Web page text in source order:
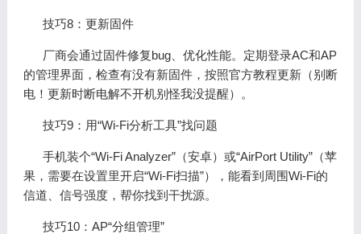
技巧8：更新固件
厂商会通过固件修复bug、优化性能。定期登录AC和AP
的管理界面，检查有没有新固件，按照官方教程更新（别断
电！更新时断电解不开机别怪我没提醒）。
技巧9：用“Wi-Fi分析工具”找问题
手机装个“Wi-Fi Analyzer”（安卓）或“AirPort Utility”（苹
果，需要在设置里开启“Wi-Fi扫描”），能看到周围Wi-Fi的
信道、信号强度，帮你找到干扰源。
技巧10：AP“分组管理”